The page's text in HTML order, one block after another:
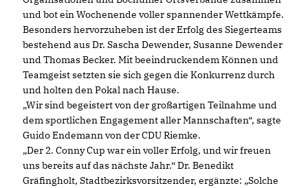
und bot ein Wochenende voller spannender Wettkämpfe.
Besonders hervorzuheben ist der Erfolg des Siegerteams
bestehend aus Dr. Sascha Dewender, Susanne Dewender
und Thomas Becker. Mit beeindruckendem Können und
Teamgeist setzten sie sich gegen die Konkurrenz durch
und holten den Pokal nach Hause.
Wir sind begeistert von der großartigen Teilnahme und
dem sportlichen Engagement aller Mannschaften“, sagte
Guido Endemann von der CDU Riemke.
Der 2. Conny Cup war ein voller Erfolg, und wir freuen
uns bereits auf das nächste Jahr.“ Dr. Benedikt
Gräfingholt, Stadtbezirksvorsitzender, ergänzte: „Solche